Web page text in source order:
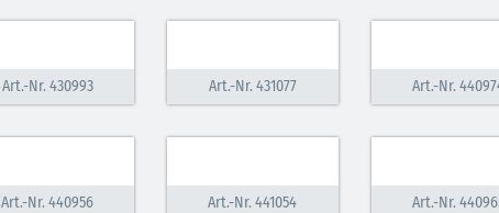
Art.-Nr. 430993 Art.-Nr. 431077 Art.-Nr.
Art.-Nr. 440956 Art.-Nr. 441054 Art.-Nr.